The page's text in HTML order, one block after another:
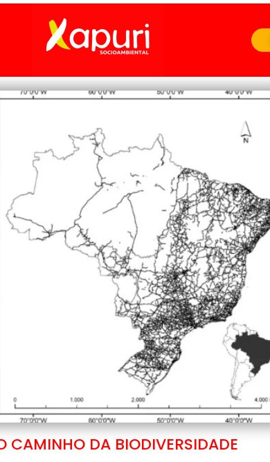
CAMINHO DA BIODIVERSIDADE